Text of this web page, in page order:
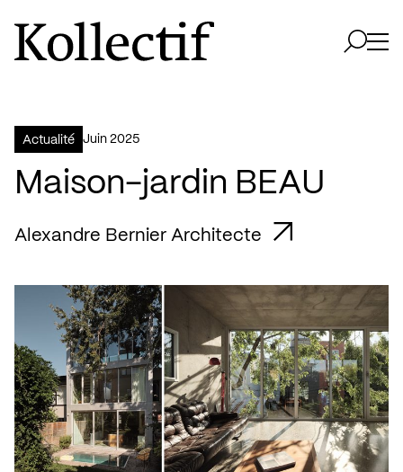
Aller à la page d'accueil
Logo Kollectif
Actualité juin 2025
Maison-jardin BEAU
Alexandre Bernier Architecte